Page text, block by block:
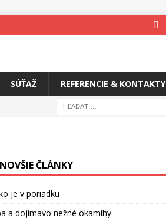
SÚŤAŽ REFERENCIE & KONTAKTY
ČLÁNKY
je v poriadku
a dojímavo nežné okamihy